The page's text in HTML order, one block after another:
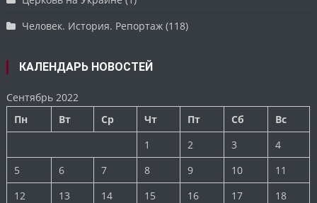
Человек. История. Репортаж (118)
КАЛЕНДАРЬ НОВОСТЕЙ
Сентябрь 2022
Пн
Вт Ср Чт Пт Сб
Вс
1
2 3
4
5
6 7 8 9 10
11
12
13 14 15 16 17
18